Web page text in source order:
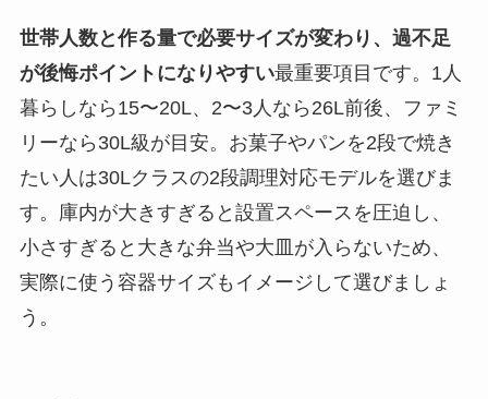
世帯人数と作る量で必要サイズが変わり、過不足
が後悔ポイントになりやすい最重要項目です。1人
暮らしなら15〜20L、2〜3人なら26L前後、ファミ
リーなら30L級が目安。お菓子やパンを2段で焼き
たい人は30Lクラスの2段調理対応モデルを選びま
す。庫内が大きすぎると設置スペースを圧迫し、
小さすぎると大きな弁当や大皿が入らないため、
実際に使う容器サイズもイメージして選びましょ
う。